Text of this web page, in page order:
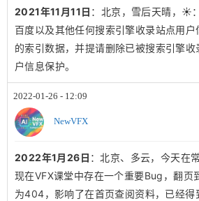
2021年11月11日 ：北京，雪后天晴，☀️
百度以及其他任何搜索引擎收录站点用
的索引数据，并提请删除已被搜索引擎
户信息保护。
2022-01-26 - 12:09
NewVFX
2022年1月26日 ：北京、多云，今天在
现在VFX课堂中存在一个重要Bug，翻页
为404，影响了在首页查阅资料，已经得